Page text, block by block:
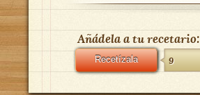
Añádela a tu recetario:
Recetízala 9